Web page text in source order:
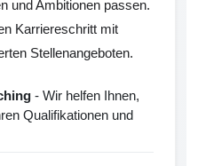
und Ambitionen passen.
Karriereschritt mit
Stellenangeboten.
- Wir helfen Ihnen,
Qualifikationen und